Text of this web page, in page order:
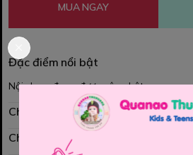
MUA NGAY
Đặc điểm nổi bật
Nội dung đang được cập nhật
Chính sách mua hàng
Chính sách đổi hàng